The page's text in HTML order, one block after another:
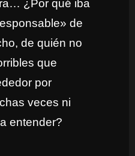
¿Por qué iba
de
de quién no
que
por
veces ni
entender?